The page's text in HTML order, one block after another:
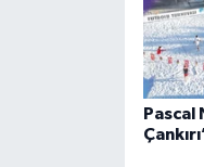
Pascal